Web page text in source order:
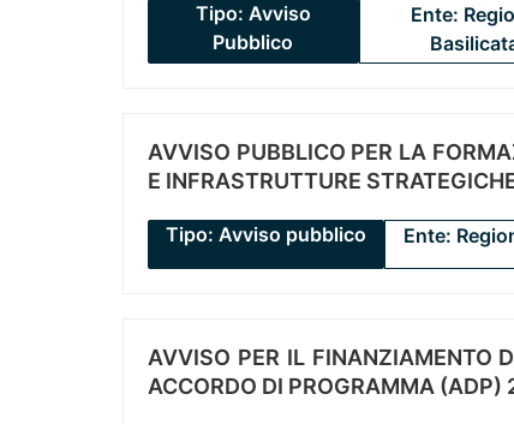
Tipo: Avviso
Pubblico
Ente:
AVVISO PUBBLICO PER LA
E INFRASTRUTTURE
Tipo: Avviso pubblico Ente:
AVVISO PER IL FINANZIAMENTO
ACCORDO DI PROGRAMMA (ADP)